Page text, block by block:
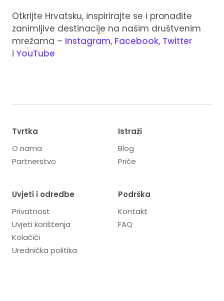
Otkrijte Hrvatsku, inspirirajte se i pronađite
zanimljive destinacije na našim društvenim
mrežama – Instagram, Facebook, Twitter
i YouTube
Tvrtka
O nama
Partnerstvo
Istraži
Blog
Priče
Uvjeti i odredbe
Privatnost
Uvjeti korištenja
Kolačići
Urednička politika
Podrška
Kontakt
FAQ